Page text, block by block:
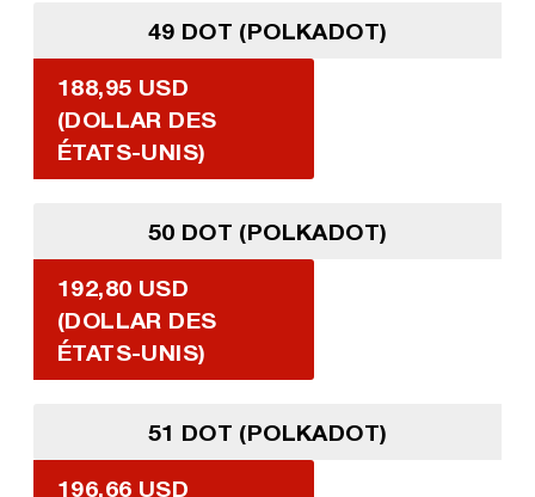
49 DOT (POLKADOT)
188,95 USD
(DOLLAR DES
ÉTATS-UNIS)
50 DOT (POLKADOT)
192,80 USD
(DOLLAR DES
ÉTATS-UNIS)
51 DOT (POLKADOT)
196,66 USD